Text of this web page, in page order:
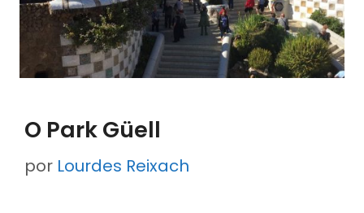
O Park Güell
por Lourdes Reixach